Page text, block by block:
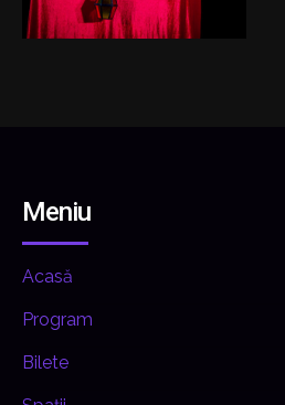
Meniu
Acasă
Program
Bilete